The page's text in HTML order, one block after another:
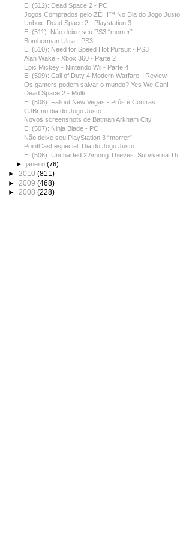
EI (512): Dead Space 2 - PC
Jogos Comprados pelo ZÈH!™ No Dia do Jogo Justo
Unbox: Dead Space 2 - Playstation 3
EI (511): Não deixe seu PS3 “morrer”
Bomberman Ultra - PS3
EI (510): Need for Speed Hot Pursuit - PS3
Alan Wake - Xbox 360 - Parte 2
Epic Mickey - Nintendo Wii - Parte 4
EI (509): Call of Duty 4 Modern Warfare - Review
Os gamers podem salvar o mundo? Yes We Can!
Dead Space 2 - Multi
EI (508): Fallout New Vegas - Prós e Contras
CJBr no dia do Jogo Justo
Novos screenshots de Batman Arkham City
EI (507): Ninja Blade - PC
Não deixe seu PlayStation 3 “morrer”
PointCast especial: Dia do Jogo Justo
EI (506): Uncharted 2 Among Thieves: Survive na Th...
►janeiro(76)
► 2010 (811)
► 2009 (468)
► 2008 (228)